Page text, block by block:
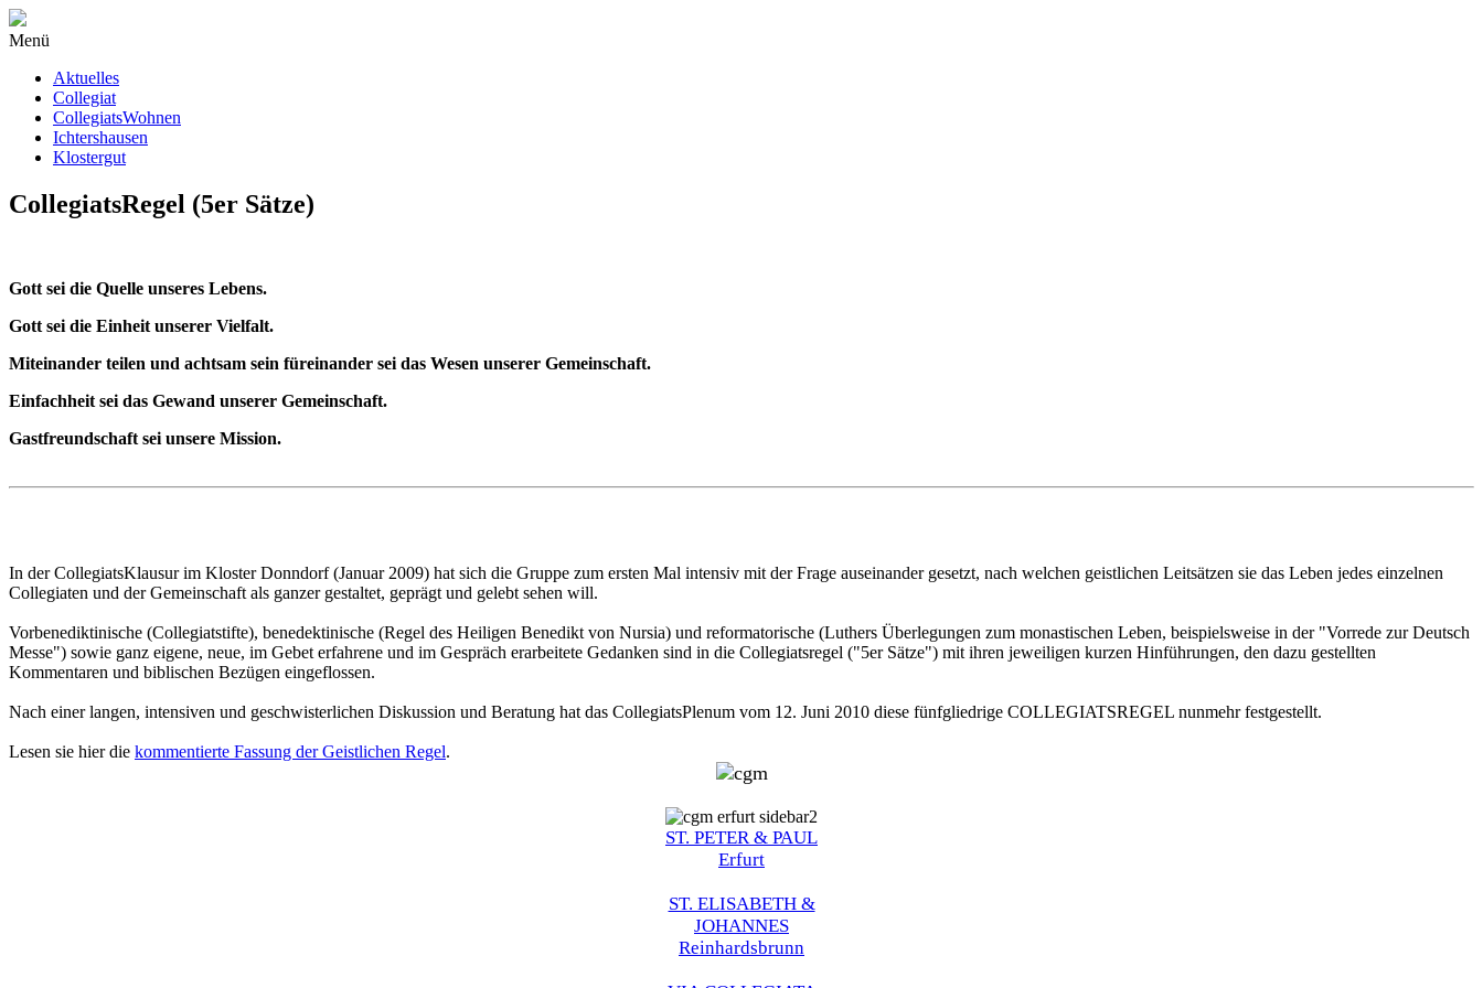
Menü
Aktuelles
Collegiat
CollegiatsWohnen
Ichtershausen
Klostergut
CollegiatsRegel (5er Sätze)
Gott sei die Quelle unseres Lebens.
Gott sei die Einheit unserer Vielfalt.
Miteinander teilen und achtsam sein füreinander sei das Wesen unserer Gemeinschaft.
Einfachheit sei das Gewand unserer Gemeinschaft.
Gastfreundschaft sei unsere Mission.
In der CollegiatsKlausur im Kloster Donndorf (Januar 2009) hat sich die Gruppe zum ersten Mal intensiv mit der Frage auseinander gesetzt, nach welchen geistlichen Leitsätzen sie das Leben jedes einzelnen
Collegiaten und der Gemeinschaft als ganzer gestaltet, geprägt und gelebt sehen will.
Vorbenediktinische (Collegiatstifte), benedektinische (Regel des Heiligen Benedikt von Nursia) und reformatorische (Luthers Überlegungen zum monastischen Leben, beispielsweise in der "Vorrede zur Deutsch
Messe") sowie ganz eigene, neue, im Gebet erfahrene und im Gespräch erarbeitete Gedanken sind in die Collegiatsregel ("5er Sätze") mit ihren jeweiligen kurzen Hinführungen, den dazu gestellten
Kommentaren und biblischen Bezügen eingeflossen.
Nach einer langen, intensiven und geschwisterlichen Diskussion und Beratung hat das CollegiatsPlenum vom 12. Juni 2010 diese fünfgliedrige COLLEGIATSREGEL nunmehr festgestellt.
Lesen sie hier die kommentierte Fassung der Geistlichen Regel.
ST. PETER & PAUL
Erfurt
ST. ELISABETH &
JOHANNES
Reinhardsbrunn